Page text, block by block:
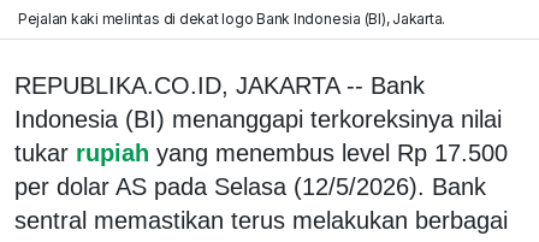
Pejalan kaki melintas di dekat logo Bank Indonesia (BI), Jakarta.
REPUBLIKA.CO.ID, JAKARTA -- Bank
Indonesia (BI) menanggapi terkoreksinya nilai
tukar rupiah yang menembus level Rp 17.500
per dolar AS pada Selasa (12/5/2026). Bank
sentral memastikan terus melakukan berbagai